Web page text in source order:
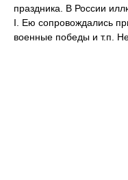
праздника. В России
I. Ею сопровождались
военные победы и т.п.